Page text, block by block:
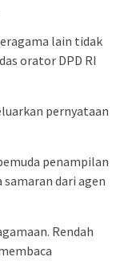
lain tidak
orator DPD RI
pernyataan
penampilan
dari agen
Rendah